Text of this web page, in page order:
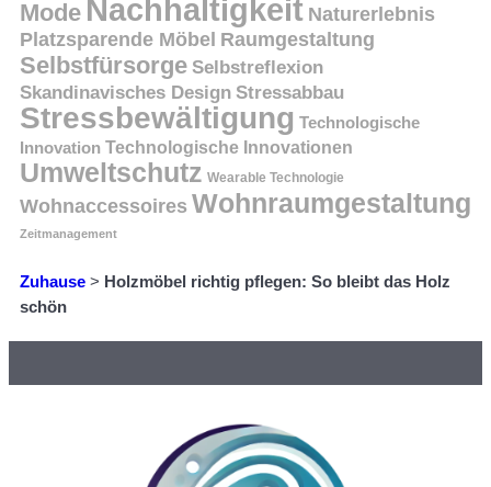
Mode Nachhaltigkeit Naturerlebnis
Platzsparende Möbel Raumgestaltung
Selbstfürsorge Selbstreflexion
Skandinavisches Design Stressabbau
Stressbewältigung Technologische
Innovation Technologische Innovationen
Umweltschutz Wearable Technologie
Wohnaccessoires Wohnraumgestaltung
Zeitmanagement
Zuhause > Holzmöbel richtig pflegen: So bleibt das Holz
schön